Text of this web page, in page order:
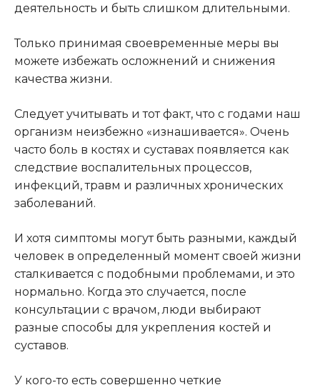
деятельность и быть слишком длительными.
Только принимая своевременные меры вы
можете избежать осложнений и снижения
качества жизни.
Следует учитывать и тот факт, что с годами наш
организм неизбежно «изнашивается». Очень
часто боль в костях и суставах появляется как
следствие воспалительных процессов,
инфекций, травм и различных хронических
заболеваний.
И хотя симптомы могут быть разными, каждый
человек в определенный момент своей жизни
сталкивается с подобными проблемами, и это
нормально. Когда это случается, после
консультации с врачом, люди выбирают
разные способы для укрепления костей и
суставов.
У кого-то есть совершенно четкие